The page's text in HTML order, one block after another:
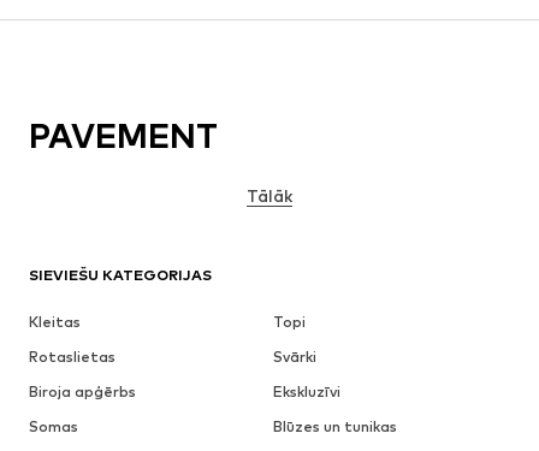
SIEVIEŠU KATEGORIJAS
Kleitas
Topi
Rotaslietas
Svārki
Biroja apģērbs
Ekskluzīvi
Somas
Blūzes un tunikas
PAVEMENT
Tālāk